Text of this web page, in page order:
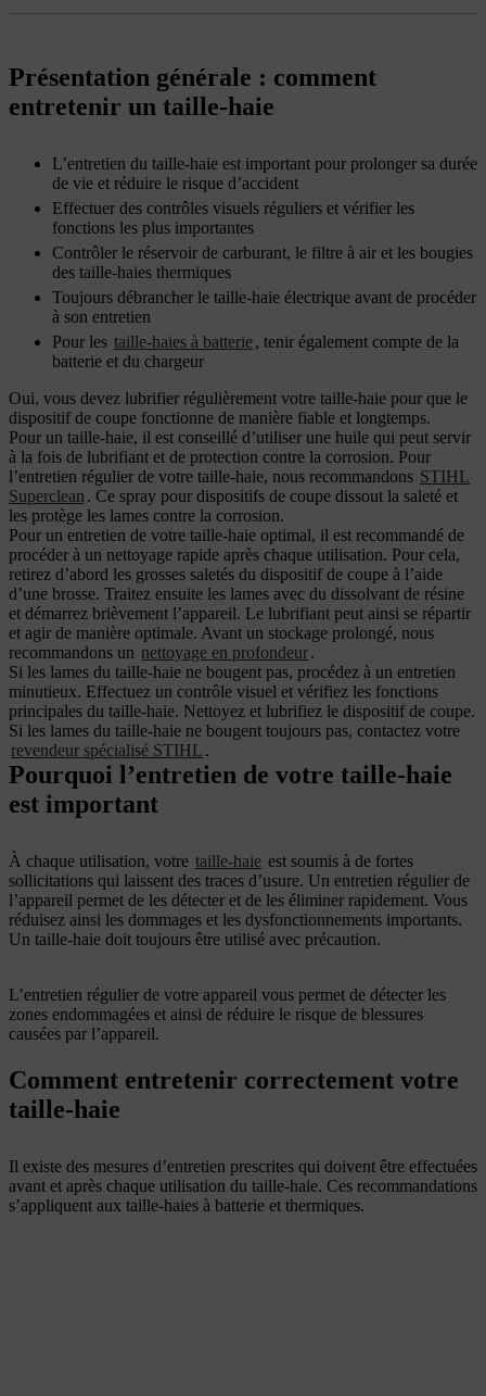
Présentation générale : comment
entretenir un taille-haie
L’entretien du taille-haie est important pour prolonger sa durée
de vie et réduire le risque d’accident
Effectuer des contrôles visuels réguliers et vérifier les
fonctions les plus importantes
Contrôler le réservoir de carburant, le filtre à air et les bougies
des taille-haies thermiques
Toujours débrancher le taille-haie électrique avant de procéder
à son entretien
Pour les taille-haies à batterie, tenir également compte de la
batterie et du chargeur
Oui, vous devez lubrifier régulièrement votre taille-haie pour que le
dispositif de coupe fonctionne de manière fiable et longtemps.
Pour un taille-haie, il est conseillé d’utiliser une huile qui peut servir
à la fois de lubrifiant et de protection contre la corrosion. Pour
l’entretien régulier de votre taille-haie, nous recommandons STIHL
Superclean . Ce spray pour dispositifs de coupe dissout la saleté et
les protège les lames contre la corrosion.
Pour un entretien de votre taille-haie optimal, il est recommandé de
procéder à un nettoyage rapide après chaque utilisation. Pour cela,
retirez d’abord les grosses saletés du dispositif de coupe à l’aide
d’une brosse. Traitez ensuite les lames avec du dissolvant de résine
et démarrez brièvement l’appareil. Le lubrifiant peut ainsi se répartir
et agir de manière optimale. Avant un stockage prolongé, nous
recommandons un nettoyage en profondeur.
Si les lames du taille-haie ne bougent pas, procédez à un entretien
minutieux. Effectuez un contrôle visuel et vérifiez les fonctions
principales du taille-haie. Nettoyez et lubrifiez le dispositif de coupe.
Si les lames du taille-haie ne bougent toujours pas, contactez votre
revendeur spécialisé STIHL .
Pourquoi l’entretien de votre taille-haie
est important
À chaque utilisation, votre taille-haie est soumis à de fortes
sollicitations qui laissent des traces d’usure. Un entretien régulier de
l’appareil permet de les détecter et de les éliminer rapidement. Vous
réduisez ainsi les dommages et les dysfonctionnements importants.
Un taille-haie doit toujours être utilisé avec précaution.
L’entretien régulier de votre appareil vous permet de détecter les
zones endommagées et ainsi de réduire le risque de blessures
causées par l’appareil.
Comment entretenir correctement votre
taille-haie
Il existe des mesures d’entretien prescrites qui doivent être effectuées
avant et après chaque utilisation du taille-haie. Ces recommandations
s’appliquent aux taille-haies à batterie et thermiques.